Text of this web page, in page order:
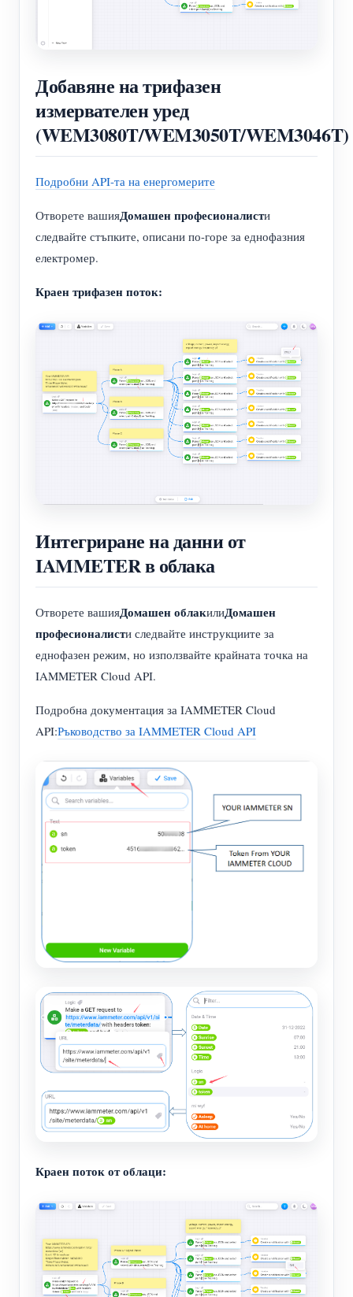
Добавяне на трифазен
измервателен уред
(WEM3080T/WEM3050T/WEM3046T)
Подробни API-та на енергомерите
Отворете вашияДомашен професионалисти
следвайте стъпките, описани по-горе за еднофазния
електромер.
Краен трифазен поток:
Интегриране на данни от
IAMMETER в облака
Отворете вашияДомашен облакилиДомашен
професионалисти следвайте инструкциите за
еднофазен режим, но използвайте крайната точка на
IAMMETER Cloud API.
Подробна документация за IAMMETER Cloud
API:Ръководство за IAMMETER Cloud API
Краен поток от облаци: